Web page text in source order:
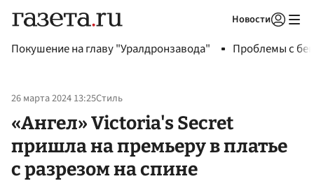
Новости
Покушение на главу "Уралдронзавода" Проблемы с
26 марта 2024 13:25Стиль
«Ангел» Victoria's Secret
пришла на премьеру в платье
с разрезом на спине